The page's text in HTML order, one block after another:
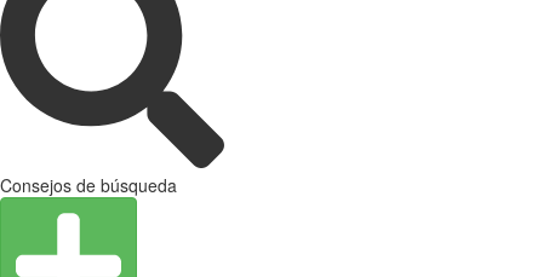
Consejos de búsqueda